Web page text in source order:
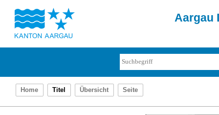
Aargau
Home Titel Übersicht Seite